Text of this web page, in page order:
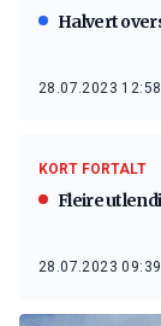
Halvert
28.07.2023 12:58
KORT FORTALT
Fleire
28.07.2023 09:39